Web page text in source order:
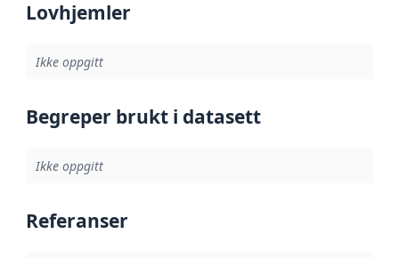
Lovhjemler
Ikke oppgitt
Begreper brukt i datasett
Ikke oppgitt
Referanser